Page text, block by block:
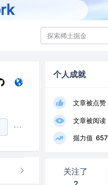
个人成就
文章被点赞
文章被阅读
掘力值 657
关注了